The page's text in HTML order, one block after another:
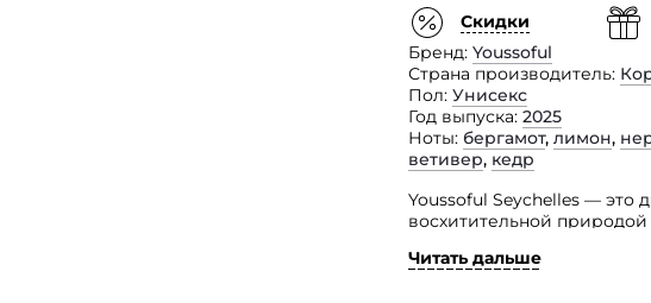
Скидки
Бренд Youssoful
Страна производитель
Пол Унисекс
Год выпуска 2025
Ноты бергамот, лимон,
ветивер, кедр
Youssoful Seychelles — это
восхитительной
атмосферу, создавая
Читать дальше